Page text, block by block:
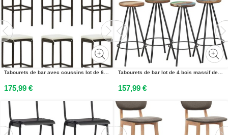
Tabourets de bar avec coussins lot de 6 marron résine tressée
175,99 €
Tabourets de bar lot de 4 bois massif de récupération
157,99 €